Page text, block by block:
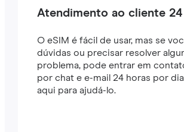
Atendimento ao cliente 24
O eSIM é fácil de usar, mas se
dúvidas ou precisar resolver
problema, pode entrar em
por chat e e-mail 24 horas por
aqui para ajudá-lo.